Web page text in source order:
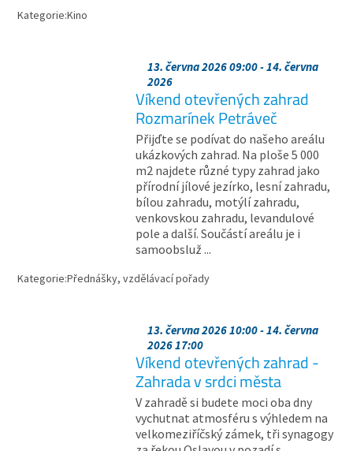
Kategorie:Kino
13. června 2026 09:00 - 14. června
2026
Víkend otevřených zahrad
Rozmarínek Petráveč
Přijďte se podívat do našeho areálu
ukázkových zahrad. Na ploše 5 000
m2 najdete různé typy zahrad jako
přírodní jílové jezírko, lesní zahradu,
bílou zahradu, motýlí zahradu,
venkovskou zahradu, levandulové
pole a další. Součástí areálu je i
samoobsluž ...
Kategorie:Přednášky, vzdělávací pořady
13. června 2026 10:00 - 14. června
2026 17:00
Víkend otevřených zahrad -
Zahrada v srdci města
V zahradě si budete moci oba dny
vychutnat atmosféru s výhledem na
velkomeziříčský zámek, tři synagogy